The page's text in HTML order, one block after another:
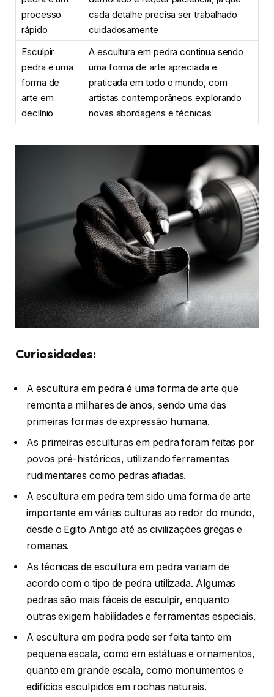
processo
rápido
cada detalhe precisa ser trabalhado
cuidadosamente
Esculpir
pedra é uma
forma de
arte em
declínio
A escultura em pedra continua sendo
uma forma de arte apreciada e
praticada em todo o mundo, com
artistas contemporâneos explorando
novas abordagens e técnicas
Curiosidades:
A escultura em pedra é uma forma de arte que
remonta a milhares de anos, sendo uma das
primeiras formas de expressão humana.
As primeiras esculturas em pedra foram feitas por
povos pré-históricos, utilizando ferramentas
rudimentares como pedras afiadas.
A escultura em pedra tem sido uma forma de arte
importante em várias culturas ao redor do mundo,
desde o Egito Antigo até as civilizações gregas e
romanas.
As técnicas de escultura em pedra variam de
acordo com o tipo de pedra utilizada. Algumas
pedras são mais fáceis de esculpir, enquanto
outras exigem habilidades e ferramentas especiais.
A escultura em pedra pode ser feita tanto em
pequena escala, como em estátuas e ornamentos,
quanto em grande escala, como monumentos e
edifícios esculpidos em rochas naturais.